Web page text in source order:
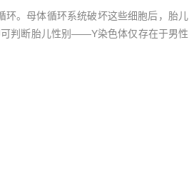
。母体循环系统破坏这些细胞后，胎儿
可判断胎儿性别——Y染色体仅存在于男性